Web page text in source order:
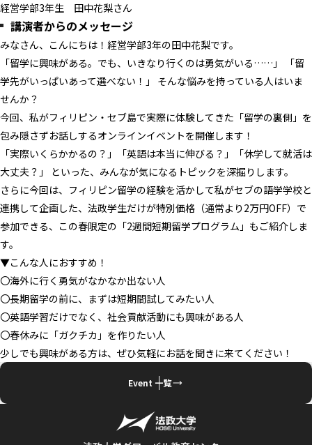
経営学部3年生 田中花梨さん
講演者からのメッセージ
みなさん、こんにちは！経営学部3年の田中花梨です。
「留学に興味がある。でも、いきなり行くのは勇気がいる……」 「留
学先がいっぱいあって選べない！」 そんな悩みを持っている人はいま
せんか？
​​​​​​​今回、私がフィリピン・セブ島で実際に体験してきた「留学の裏側」 を
包み隠さずお話しするオンラインイベントを開催します！
「実際いくらかかるの？」「英語は本当に伸びる？」「休学して就活は
大丈夫？」 といった、みんなが気になるトピックを深掘りします。
さらに今回は、フィリピン留学の経験を活かして私がセブの語学学校と
連携して企画した、法政学生だけが特別価格（通常より2万円OFF）で
参加できる、この春限定の「2週間短期留学プログラム 」もご紹介しま
す。
▼こんな人におすすめ！
〇海外に行く勇気がなかなか出ない人
〇長期留学の前に、まずは短期間試してみたい人
〇英語学習だけでなく、社会貢献活動にも興味がある人
〇春休みに「ガクチカ」を作りたい人
少しでも興味がある方は、ぜひ気軽にお話を聞きに来てください！
Event 一覧